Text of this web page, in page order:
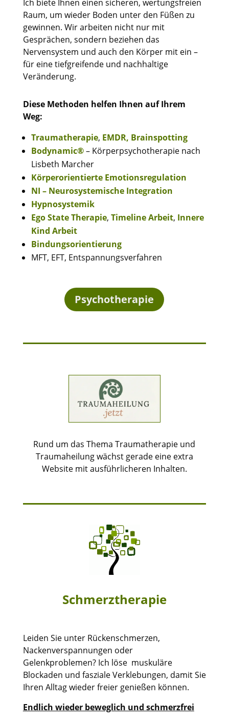
Ich biete Ihnen einen sicheren, wertungsfreien
Raum, um wieder Boden unter den Füßen zu
gewinnen. Wir arbeiten nicht nur mit
Gesprächen, sondern beziehen das
Nervensystem und auch den Körper mit ein –
für eine tiefgreifende und nachhaltige
Veränderung.
Diese Methoden helfen Ihnen auf Ihrem
Weg:
Traumatherapie, EMDR, Brainspotting
Bodynamic®– Körperpsychotherapie nach
Lisbeth Marcher
Körperorientierte Emotionsregulation
NI – Neurosystemische Integration
Hypnosystemik
Ego State Therapie, Timeline Arbeit, Innere
Kind Arbeit
Bindungsorientierung
MFT, EFT, Entspannungsverfahren
Psychotherapie
Rund um das Thema Traumatherapie und
Traumaheilung wächst gerade eine extra
Website mit ausführlicheren Inhalten.
Schmerztherapie
Leiden Sie unter Rückenschmerzen,
Nackenverspannungen oder
Gelenkproblemen? Ich löse muskuläre
Blockaden und fasziale Verklebungen, damit Sie
Ihren Alltag wieder freier genießen können.
Endlich wieder beweglich und schmerzfrei